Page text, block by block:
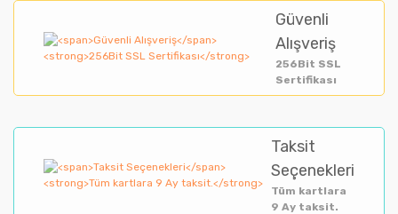
Güvenli
Alışveriş
256Bit SSL
Sertifikası
Taksit
Seçenekleri
Tüm kartlara
9 Ay taksit.